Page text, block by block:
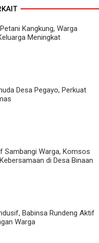
Kangkung, Warga
Meningkat
Desa Pegayo, Perkuat
Sambangi Warga, Komsos
di Desa Binaan
Babinsa Rundeng Aktif
Warga